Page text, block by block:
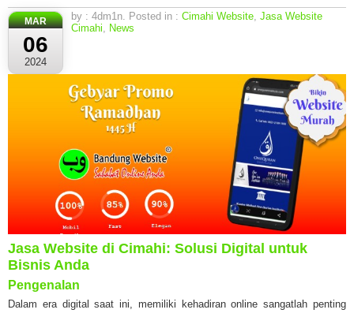
MAR
06
2024
by : 4dm1n. Posted in : Cimahi Website, Jasa Website
Cimahi, News
Jasa Website di Cimahi: Solusi Digital untuk
Bisnis Anda
Pengenalan
Dalam era digital saat ini, memiliki kehadiran online sangatlah penting